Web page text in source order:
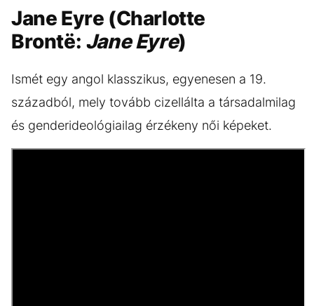
Jane Eyre (Charlotte
Brontë: Jane Eyre)
Ismét egy angol klasszikus, egyenesen a 19.
századból, mely tovább cizellálta a társadalmilag
és genderideológiailag érzékeny női képeket.